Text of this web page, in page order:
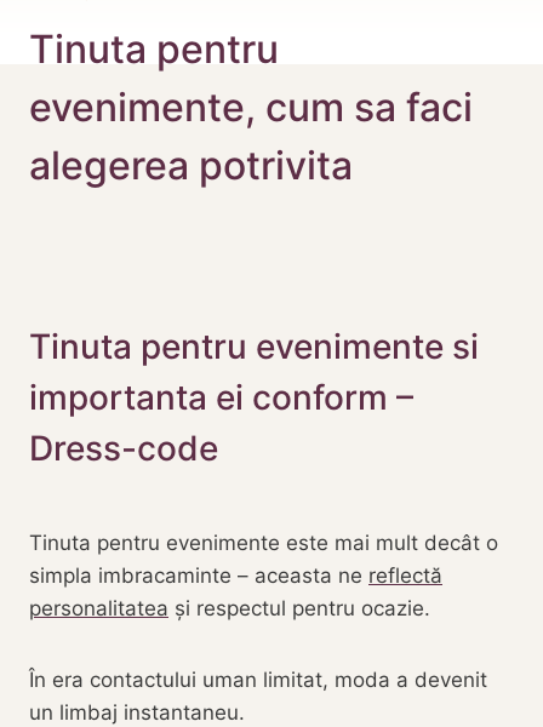
Tinuta pentru
evenimente, cum sa faci
alegerea potrivita
Tinuta pentru evenimente si
importanta ei conform –
Dress-code
Tinuta pentru evenimente este mai mult decât o
simpla imbracaminte – aceasta ne reflectă
personalitatea și respectul pentru ocazie.
În era contactului uman limitat, moda a devenit
un limbaj instantaneu.